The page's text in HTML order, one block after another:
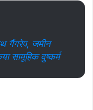
गैंगरेप, जमीन
सामूहिक दुष्कर्म